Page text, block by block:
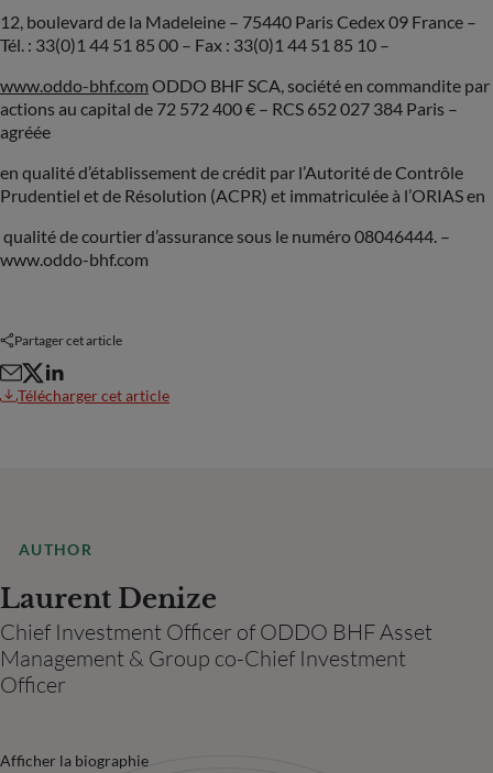
12, boulevard de la Madeleine – 75440 Paris Cedex 09 France –
Tél. : 33(0)1 44 51 85 00 – Fax : 33(0)1 44 51 85 10 –
www.oddo-bhf.com ODDO BHF SCA, société en commandite par
actions au capital de 72 572 400 € – RCS 652 027 384 Paris –
agréée
en qualité d’établissement de crédit par l’Autorité de Contrôle
Prudentiel et de Résolution (ACPR) et immatriculée à l’ORIAS en
qualité de courtier d’assurance sous le numéro 08046444. –
www.oddo-bhf.com
Partager cet article
Télécharger cet article
AUTHOR
Laurent Denize
Chief Investment Officer of ODDO BHF Asset
Management & Group co-Chief Investment
Officer
Afficher la biographie